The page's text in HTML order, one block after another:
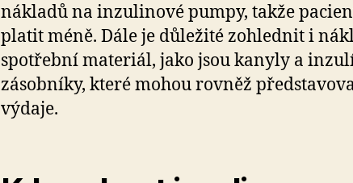
nákladů na inzulinové pumpy, takže
platit méně. Dále je důležité zohlednit i
spotřební materiál, jako jsou kanyly a
zásobníky, které mohou rovněž
výdaje.